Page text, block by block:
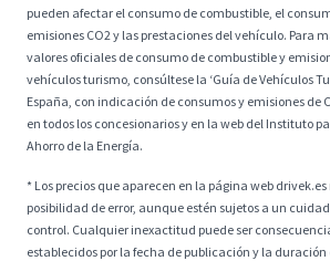
pueden afectar el consumo de combustible, el
emisiones CO2 y las prestaciones del vehículo. Para
valores oficiales de consumo de combustible y
vehículos turismo, consúltese la ‘Guía de Vehículos
España, con indicación de consumos y emisiones de
en todos los concesionarios y en la web del Instituto
Ahorro de la Energía.
* Los precios que aparecen en la página web
posibilidad de error, aunque estén sujetos a un
control. Cualquier inexactitud puede ser
establecidos por la fecha de publicación y la duración